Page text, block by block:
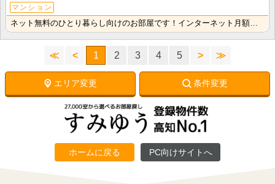
マンション
ネット無料のひとり暮らし向けのお部屋です！インターネット月額接続使用料無料なので月々の生活費の節約に･･･
≪ < 1 2 3 4 5 > ≫
エリア変更 条件変更
ホームに戻る PC向けサイトへ